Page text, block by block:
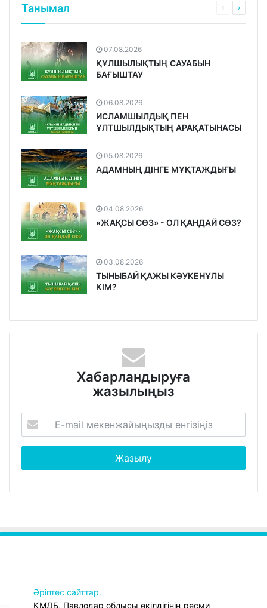
Танымал
07.08.2026
ҚҰЛШЫЛЫҚТЫҢ САУАБЫН
БАҒЫШТАУ
06.08.2026
ИСЛАМШЫЛДЫҚ ПЕН
ҰЛТШЫЛДЫҚТЫҢ АРАҚАТЫНАСЫ
05.08.2026
АДАМНЫҢ ДІНГЕ МҰҚТАЖДЫҒЫ
04.08.2026
«ЖАҚСЫ СӨЗ» - ОЛ ҚАНДАЙ СӨЗ?
03.08.2026
ТЫНЫБАЙ ҚАЖЫ КӘУКЕНҰЛЫ
КІМ?
Хабарландыруға
жазылыңыз
Әріптес сайттар
ҚМДБ, Павлодар облысы өкілдігінің ресми